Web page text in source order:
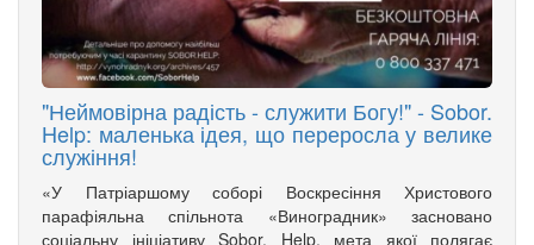
"Неймовірна радість - служити Богу!" - Sobor.
Help: маленька ідея, що переросла у велике
служіння!
«У Патріаршому соборі Воскресіння Христового
парафіяльна спільнота «Виноградник» засновано
соціальну ініціативу Sobor. Help, мета якої полягає